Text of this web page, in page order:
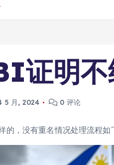
证明不
5 月, 2024 0 评论
，没有重名情况处理流程如